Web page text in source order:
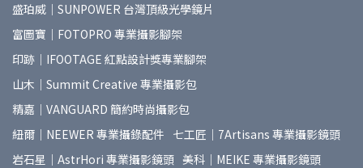
盛珀威｜SUNPOWER 台灣頂級光學鏡片
富圖寶｜FOTOPRO 專業攝影腳架
印跡｜IFOOTAGE 紅點設計獎專業腳架
山木｜Summit Creative 專業攝影包
精嘉｜VANGUARD 簡約時尚攝影包
紐爾｜NEEWER 專業攝錄配件 七工匠｜7Artisans 專業攝影鏡頭
岩石星｜AstrHori 專業攝影鏡頭 美科｜MEIKE 專業攝影鏡頭